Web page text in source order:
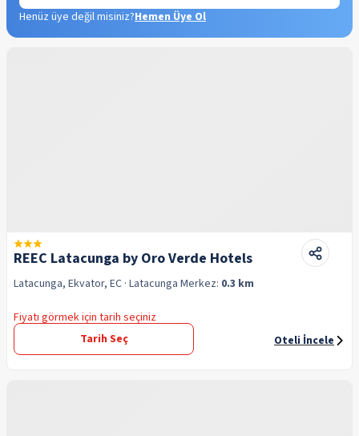
Henüz üye değil misiniz?Hemen Üye Ol
REEC Latacunga by Oro Verde Hotels
Latacunga, Ekvator, EC · Latacunga Merkez: 0.3 km
Fiyatı görmek için tarih seçiniz
Tarih Seç
Oteli İncele